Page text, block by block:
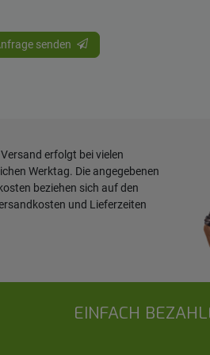
senden
Versand erfolgt bei vielen
Werktag. Die angegebenen
beziehen sich auf den
und Lieferzeiten
EINFACH